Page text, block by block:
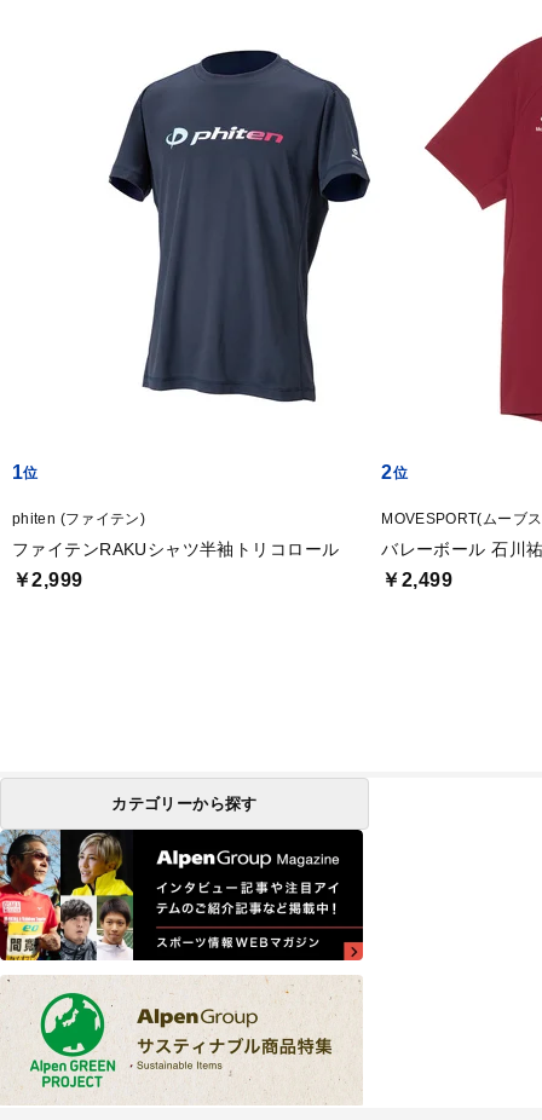
1
phiten (ファイテン)
ファイテンRAKUシャツ半袖トリコロール
￥2,999
2
MOVESPORT(ムーブ
バレーボール 石川
￥2,499
カテゴリーから探す